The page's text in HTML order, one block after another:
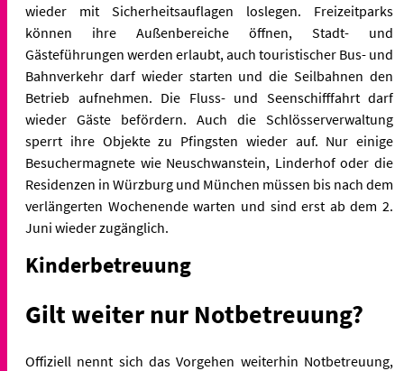
wieder mit Sicherheitsauflagen loslegen. Freizeitparks
können ihre Außenbereiche öffnen, Stadt- und
Gästeführungen werden erlaubt, auch touristischer Bus- und
Bahnverkehr darf wieder starten und die Seilbahnen den
Betrieb aufnehmen. Die Fluss- und Seenschifffahrt darf
wieder Gäste befördern. Auch die Schlösserverwaltung
sperrt ihre Objekte zu Pfingsten wieder auf. Nur einige
Besuchermagnete wie Neuschwanstein, Linderhof oder die
Residenzen in Würzburg und München müssen bis nach dem
verlängerten Wochenende warten und sind erst ab dem 2.
Juni wieder zugänglich.
Kinderbetreuung
Gilt weiter nur Notbetreuung?
Offiziell nennt sich das Vorgehen weiterhin Notbetreuung,